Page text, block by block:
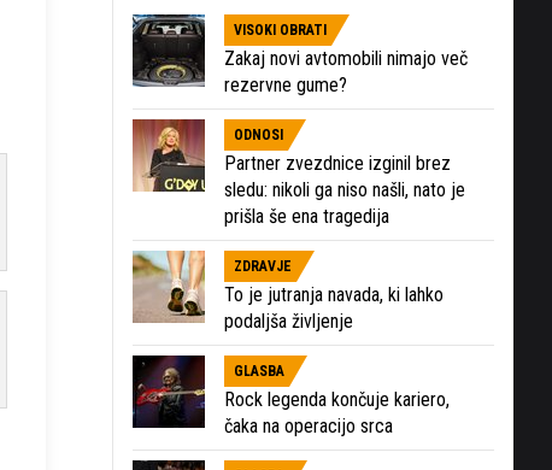
VISOKI OBRATI
Zakaj novi avtomobili nimajo več
rezervne gume?
ODNOSI
Partner zvezdnice izginil brez
sledu: nikoli ga niso našli, nato je
prišla še ena tragedija
ZDRAVJE
To je jutranja navada, ki lahko
podaljša življenje
GLASBA
Rock legenda končuje kariero,
čaka na operacijo srca